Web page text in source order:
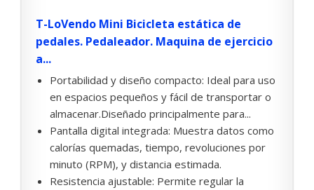
T-LoVendo Mini Bicicleta estática de
pedales. Pedaleador. Maquina de ejercicio
a...
Portabilidad y diseño compacto: Ideal para uso
en espacios pequeños y fácil de transportar o
almacenar.Diseñado principalmente para...
Pantalla digital integrada: Muestra datos como
calorías quemadas, tiempo, revoluciones por
minuto (RPM), y distancia estimada.
Resistencia ajustable: Permite regular la